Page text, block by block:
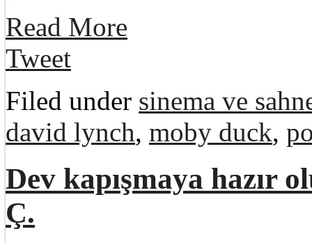
Read More
Tweet
Filed under sinema ve
david lynch, moby duck,
Dev kapışmaya hazır
Ç.